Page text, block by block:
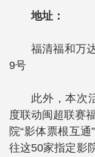
地址：
福清福和万
9号
此外，本次
度联动闽超联赛
院“影体票根互
往这50家指定影